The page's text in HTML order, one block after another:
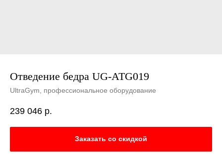
Отведение бедра UG-ATG019
UltraGym, профессиональное оборудование
239 046 р.
Заказать со скидкой